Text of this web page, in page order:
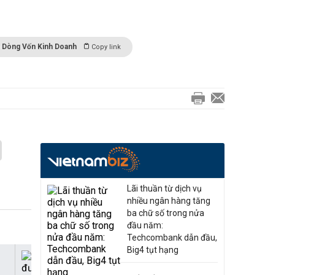
Dòng Vốn Kinh Doanh Copy link
Những tuyến đường đang và
Lãi thuần từ dịch vụ
nhiều ngân hàng tăng
ba chữ số trong nửa
đầu năm:
Techcombank dẫn đầu,
Big4 tụt hạng